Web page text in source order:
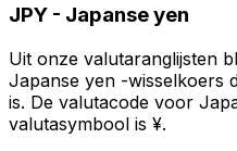
JPY - Japanse yen
Uit onze valutaranglijsten
Japanse yen -wisselkoers
is. De valutacode voor
valutasymbool is ¥.